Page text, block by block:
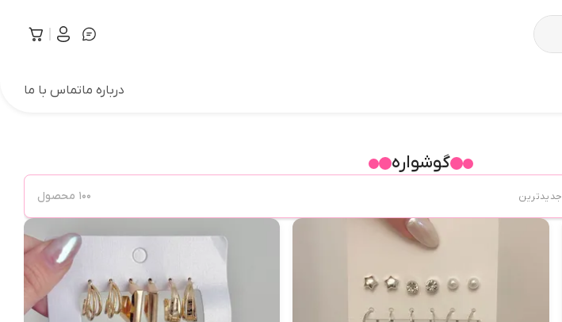
درباره ماتماس با ما
گوشواره
جدید‌ترین ۱۰۰ محصول